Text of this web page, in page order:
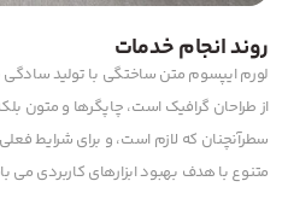
روند انجام خدمات
لورم ایپسوم متن ساختگی با تولید
از طراحان گرافیک است، چاپگرها و متون
سطرآنچنان که لازم است، و برای شرایط
متنوع با هدف بهبود ابزارهای کاربردی می